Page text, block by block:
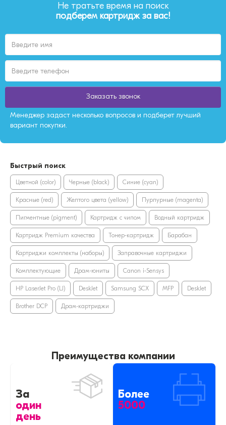
Не тратьте время на поиск
подберем картридж за вас!
Заказать звонок
Менеджер задаст несколько вопросов и подберет лучший
вариант покупки.
Быстрый поиск
Цветной (color) Черные (black) Синие (cyan)
Красные (red) Желтого цвета (yellow) Пурпурные (magenta)
Пигментные (pigment) Картридж с чипом Водный картридж
Картридж Premium качества Тонер-картридж Барабан
Картриджи комплекты (наборы) Заправочные картриджи
Комплектующие Драм-юниты Canon i-Sensys
HP LaserJet Pro (LJ) DeskJet Samsung SCX MFP DeskJet
Brother DCP Драм-картриджи
Преимущества компании
За
один
день
Более
5000